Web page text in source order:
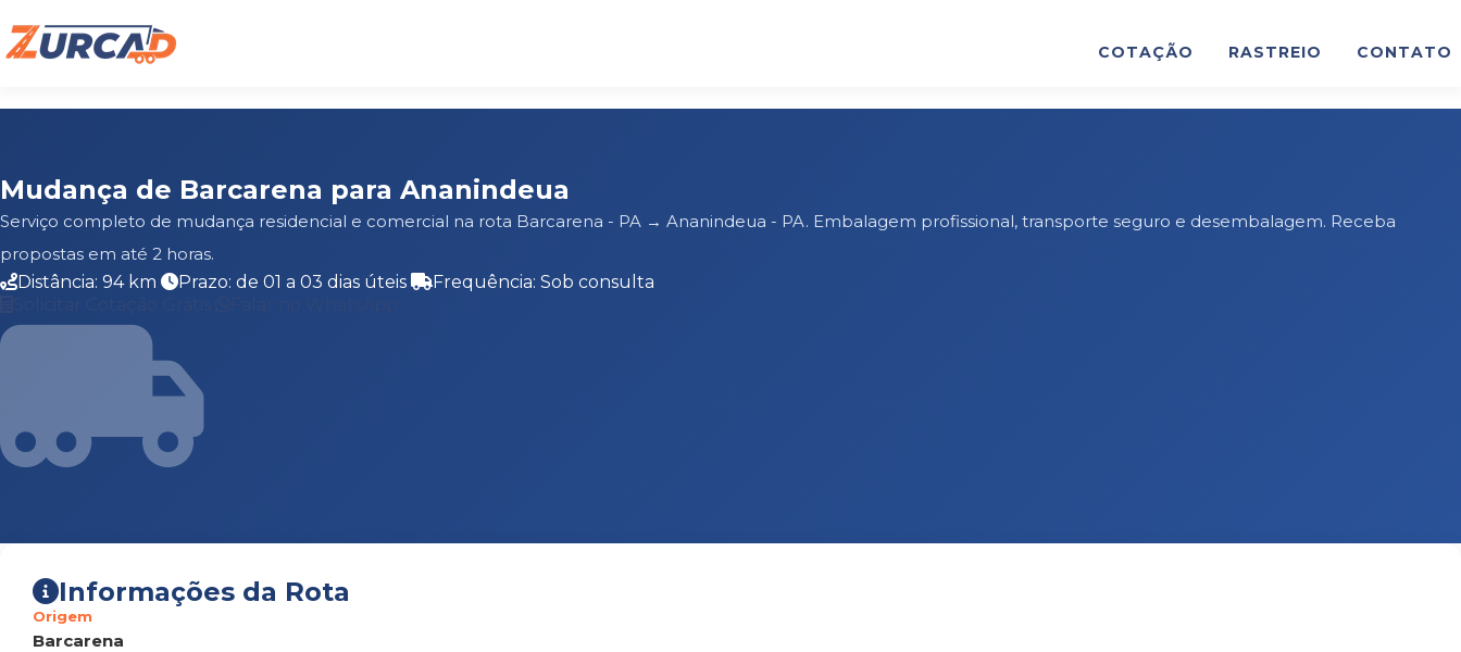
COTAÇÃO RASTREIO CONTATO
Mudança de Barcarena para Ananindeua
Serviço completo de mudança residencial e comercial na rota Barcarena - PA → Ananindeua - PA. Embalagem profissional, transporte seguro e desembalagem. Receba
propostas em até 2 horas.
Distância: 94 km
Prazo: de 01 a 03 dias úteis
Frequência: Sob consulta
Informações da Rota
Origem
Barcarena